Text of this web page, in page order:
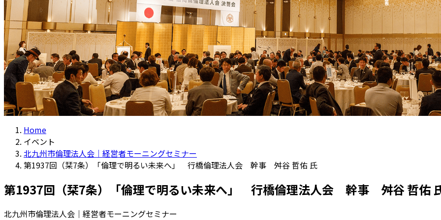
Home
イベント
北九州市倫理法人会｜経営者モーニングセミナー
第1937回（栞7条）「倫理で明るい未来へ」 行橋倫理法人会 幹事 舛谷 哲佑 氏
第1937回（栞7条）「倫理で明るい未来へ」 行橋倫理法人会 幹事 舛谷 哲佑
北九州市倫理法人会｜経営者モーニングセミナー